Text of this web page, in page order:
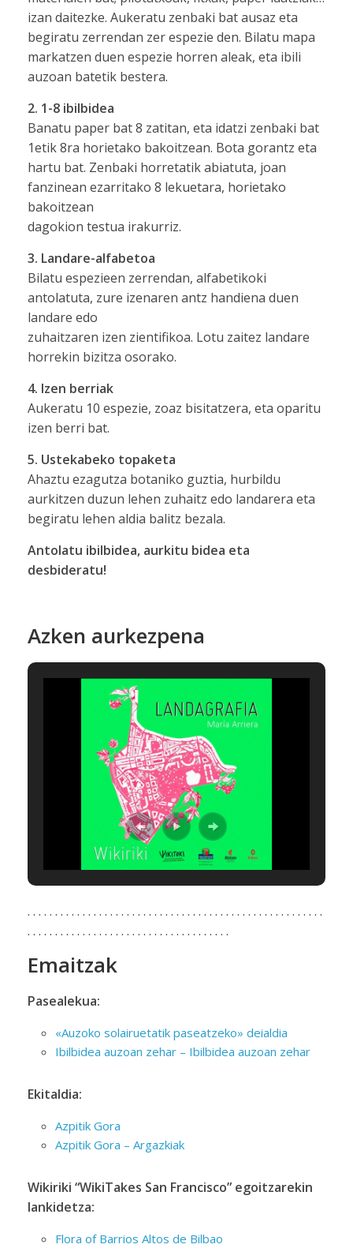
izan daitezke. Aukeratu zenbaki bat ausaz eta
begiratu zerrendan zer espezie den. Bilatu mapa
markatzen duen espezie horren aleak, eta ibili
auzoan batetik bestera.
2. 1-8 ibilbidea
Banatu paper bat 8 zatitan, eta idatzi zenbaki bat
1etik 8ra horietako bakoitzean. Bota gorantz eta
hartu bat. Zenbaki horretatik abiatuta, joan
fanzinean ezarritako 8 lekuetara, horietako
bakoitzean
dagokion testua irakurriz.
3. Landare-alfabetoa
Bilatu espezieen zerrendan, alfabetikoki
antolatuta, zure izenaren antz handiena duen
landare edo
zuhaitzaren izen zientifikoa. Lotu zaitez landare
horrekin bizitza osorako.
4. Izen berriak
Aukeratu 10 espezie, zoaz bisitatzera, eta oparitu
izen berri bat.
5. Ustekabeko topaketa
Ahaztu ezagutza botaniko guztia, hurbildu
aurkitzen duzun lehen zuhaitz edo landarera eta
begiratu lehen aldia balitz bezala.
Antolatu ibilbidea, aurkitu bidea eta
desbideratu!
Azken aurkezpena
. . . . . . . . . . . . . . . . . . . . . . . . . . . . . . . . . . . . . . . . . . . . . . . . . . . . . .
. . . . . . . . . . . . . . . . . . . . . . . . . . . . . . . . . . . . .
Emaitzak
Pasealekua:
«Auzoko solairuetatik paseatzeko» deialdia
Ibilbidea auzoan zehar – Ibilbidea auzoan zehar
Ekitaldia:
Azpitik Gora
Azpitik Gora – Argazkiak
Wikiriki “WikiTakes San Francisco” egoitzarekin
lankidetza:
Flora of Barrios Altos de Bilbao